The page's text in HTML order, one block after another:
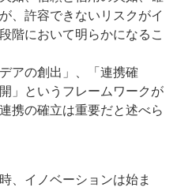
、許容できないリスクがイ
階において明らかになるこ
アの創出」、「連携確
」というフレームワークが
携の確立は重要だと述べら
、イノベーションは始ま